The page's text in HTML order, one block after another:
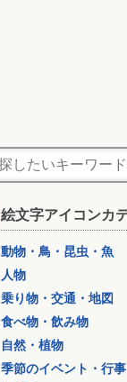
絵文字アイコンカ
動物・鳥・昆虫・魚
人物
乗り物・交通・地図
食べ物・飲み物
自然・植物
季節のイベント・行事